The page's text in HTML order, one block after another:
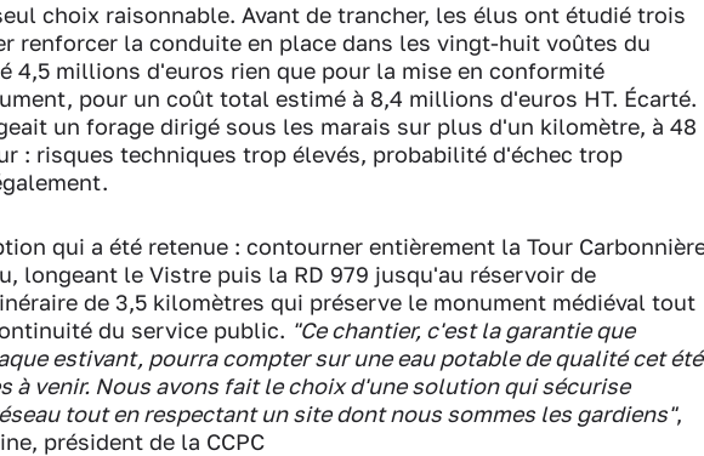
choix raisonnable. Avant de trancher, les élus ont étudié trois
renforcer la conduite en place dans les vingt-huit voûtes du
4,5 millions d'euros rien que pour la mise en conformité
pour un coût total estimé à 8,4 millions d'euros HT. Écarté.
un forage dirigé sous les marais sur plus d'un kilomètre, à 48
: risques techniques trop élevés, probabilité d'échec trop
qui a été retenue : contourner entièrement la Tour
longeant le Vistre puis la RD 979 jusqu'au réservoir de
de 3,5 kilomètres qui préserve le monument médiéval tout
du service public. "Ce chantier, c'est la garantie que
estivant, pourra compter sur une eau potable de qualité cet été
à venir. Nous avons fait le choix d'une solution qui sécurise
tout en respectant un site dont nous sommes les gardiens",
président de la CCPC